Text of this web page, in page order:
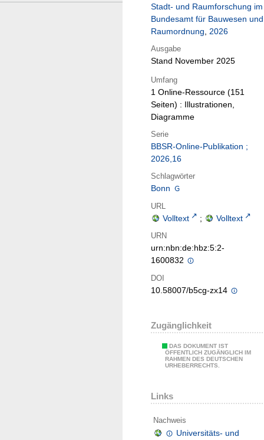
Stadt- und Raumforschung im
Bundesamt für Bauwesen und
Raumordnung, 2026
Ausgabe
Stand November 2025
Umfang
1 Online-Ressource (151
Seiten) : Illustrationen,
Diagramme
Serie
BBSR-Online-Publikation ;
2026,16
Schlagwörter
Bonn
URL
Volltext ; Volltext
URN
urn:nbn:de:hbz:5:2-
1600832
DOI
10.58007/b5cg-zx14
Zugänglichkeit
DAS DOKUMENT IST
ÖFFENTLICH ZUGÄNGLICH IM
RAHMEN DES DEUTSCHEN
URHEBERRECHTS.
Links
Nachweis
Universitäts- und